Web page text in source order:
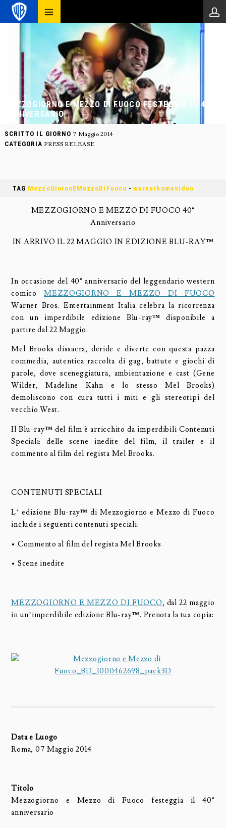
MEZZOGIORNO E MEZZO DI FUOCO FESTEGGIA IL 40°
ANNIVERSARIO
SCRITTO IL GIORNO 7 Maggio 2014
CATEGORIA PRESS RELEASE
TAG MezzoGiornoEMezzoDiFuoco -warnerhomevideo
MEZZOGIORNO E MEZZO DI FUOCO 40°
Anniversario
IN ARRIVO IL 22 MAGGIO IN EDIZIONE BLU-RAY™
In occasione del 40° anniversario del leggendario western
comicoMEZZOGIORNO E MEZZO DI FUOCO
Warner Bros. Entertainment Italia celebra la ricorrenza
con un imperdibile edizione Blu-ray™ disponibile a
partire dal 22 Maggio.
Mel Brooks dissacra, deride e diverte con questa pazza
commedia, autentica raccolta di gag, battute e giochi di
parole, dove sceneggiatura, ambientazione e cast (Gene
Wilder, Madeline Kahn e lo stesso Mel Brooks)
demoliscono con cura tutti i miti e gli stereotipi del
vecchio West.
Il Blu-ray™ del film è arricchito da imperdibili Contenuti
Speciali: delle scene inedite del film, il trailer e il
commento al film del regista Mel Brooks.
CONTENUTI SPECIALI
L’ edizione Blu-ray™ di Mezzogiorno e Mezzo di Fuoco
include i seguenti contenuti speciali:
• Commento al film del regista Mel Brooks
• Scene inedite
MEZZOGIORNO E MEZZO DI FUOCO, dal 22 maggio
in un’imperdibile edizione Blu-ray™. Prenota la tua copia:
Data e Luogo
Roma, 07 Maggio 2014
Titolo
Mezzogiorno e Mezzo di Fuoco festeggia il 40°
anniversario